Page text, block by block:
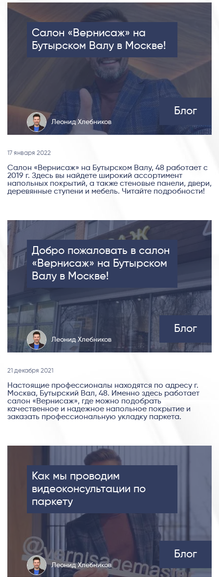
Салон «Вернисаж» на
Бутырском Валу в Москве!
Леонид Хлебников
Блог
17 января 2022
Cалон «Вернисаж» на Бутырском Валу, 48 работает с
2019 г. Здесь вы найдете широкий ассортимент
напольных покрытий, а также стеновые панели, двери,
деревянные ступени и мебель. Читайте подробности!
Добро пожаловать в салон
«Вернисаж» на Бутырском
Валу в Москве!
Леонид Хлебников
Блог
21 декабря 2021
Настоящие профессионалы находятся по адресу г.
Москва, Бутырский Вал, 48. Именно здесь работает
салон «Вернисаж», где можно подобрать
качественное и надежное напольное покрытие и
заказать профессиональную укладку паркета.
Как мы проводим
видеоконсультации по
паркету
Леонид Хлебников
Блог